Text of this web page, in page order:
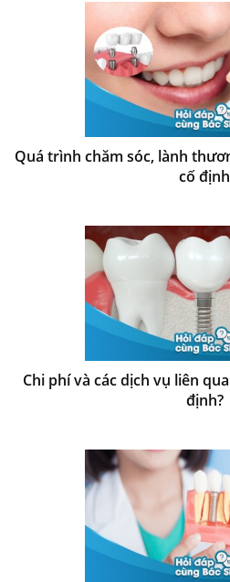
Quá trình chăm sóc, lành
cố định
Chi phí và các dịch vụ liên
định?